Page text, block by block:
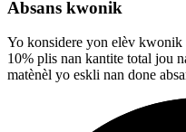
Absans kwonik
Yo konsidere yon elèv kwonik
10% plis nan kantite total jou
matènèl yo eskli nan done